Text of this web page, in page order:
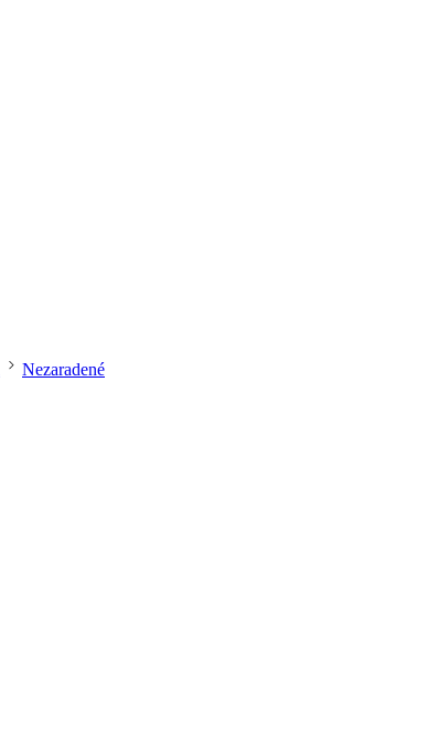
Nezaradené